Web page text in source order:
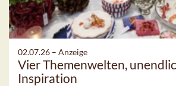
02.07.26 – Anzeige
Vier Themenwelten,
Inspiration